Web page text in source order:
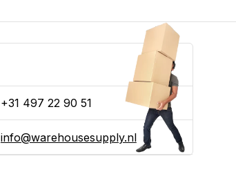
+31 497 22 90 51
info@warehousesupply.nl